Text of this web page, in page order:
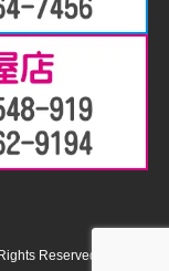
Reserved.